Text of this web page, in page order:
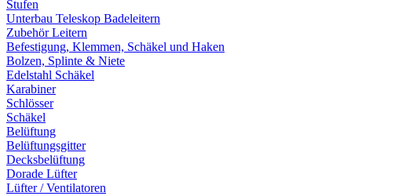
Stufen
Unterbau Teleskop Badeleitern
Zubehör Leitern
Befestigung, Klemmen, Schäkel und Haken
Bolzen, Splinte & Niete
Edelstahl Schäkel
Karabiner
Schlösser
Schäkel
Belüftung
Belüftungsgitter
Decksbelüftung
Dorade Lüfter
Lüfter / Ventilatoren